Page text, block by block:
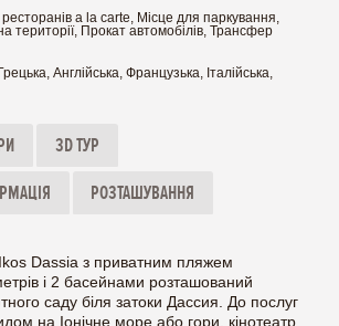
ресторанів a la carte, Місце для паркування,
території, Прокат автомобілів, Трансфер
Англійська, Французька, Італійська,
3D ТУР
РОЗТАШУВАННЯ
Dassia з приватним пляжем
і 2 басейнами розташований
саду біля затоки Дассия. До послуг
на Іонічне море або гори, кінотеатр